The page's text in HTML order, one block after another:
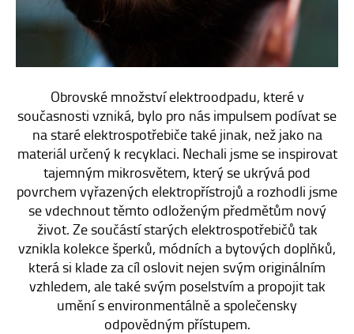
Obrovské množství elektroodpadu, které v
současnosti vzniká, bylo pro nás impulsem podívat se
na staré elektrospotřebiče také jinak, než jako na
materiál určený k recyklaci. Nechali jsme se inspirovat
tajemným mikrosvětem, který se ukrývá pod
povrchem vyřazených elektropřístrojů a rozhodli jsme
se vdechnout těmto odloženým předmětům nový
život. Ze součástí starých elektrospotřebičů tak
vznikla kolekce šperků, módních a bytových doplňků,
která si klade za cíl oslovit nejen svým originálním
vzhledem, ale také svým poselstvím a propojit tak
umění s environmentálně a společensky
odpovědným přístupem.
E-SHOP